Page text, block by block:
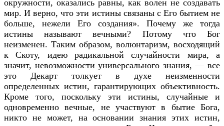
окружности, оказались равны, как волен не создавать
мир. И верно, что эти истины связаны с Его бытием не
больше, нежели Его создания». Почему же тогда
истины называют вечными? Потому что Бог
неизменен. Таким образом, волюнтаризм, восходящий
к Скоту, идею радикальной случайности мира, а
значит, невозможности универсального знания, — все
это Декарт толкует в духе неизменности
определенных истин, гарантирующих объективность.
Кроме того, поскольку эти истины, случайные и
одновременно вечные, не участвуют в бытие Бога,
никто не может, на основании знания этих истин,